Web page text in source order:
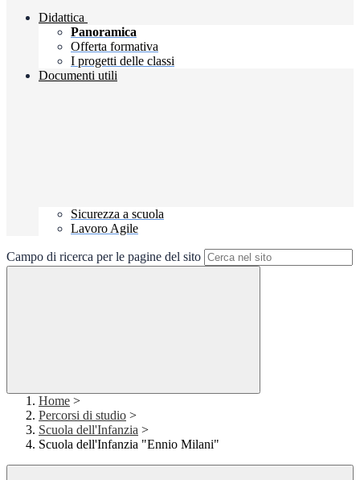
Didattica
Panoramica
Offerta formativa
I progetti delle classi
Documenti utili
Sicurezza a scuola
Lavoro Agile
Campo di ricerca per le pagine del sito
Home >
Percorsi di studio >
Scuola dell'Infanzia >
Scuola dell'Infanzia "Ennio Milani"